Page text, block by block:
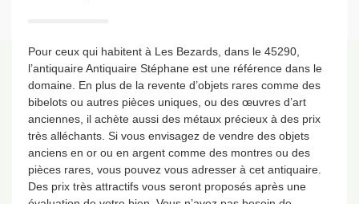
Pour ceux qui habitent à Les Bezards, dans le 45290,
l’antiquaire Antiquaire Stéphane est une référence dans le
domaine. En plus de la revente d’objets rares comme des
bibelots ou autres pièces uniques, ou des œuvres d’art
anciennes, il achète aussi des métaux précieux à des prix
très alléchants. Si vous envisagez de vendre des objets
anciens en or ou en argent comme des montres ou des
pièces rares, vous pouvez vous adresser à cet antiquaire.
Des prix très attractifs vous seront proposés après une